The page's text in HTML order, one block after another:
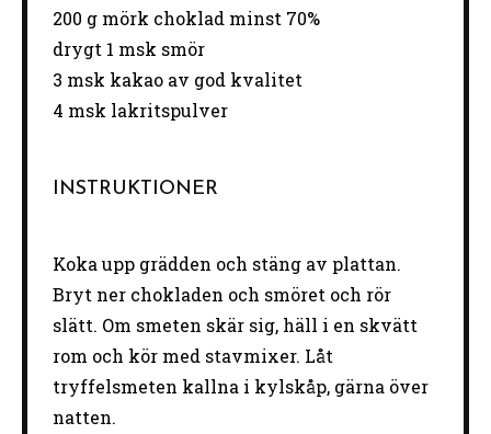
200 gmörk choklad minst 70%
drygt 1 msk smör
3 msk kakao av god kvalitet
4 msk lakritspulver
INSTRUKTIONER
Koka upp grädden och stäng av plattan.
Bryt ner chokladen och smöret och rör
slätt. Om smeten skär sig, häll i en skvätt
rom och kör med stavmixer. Låt
tryffelsmeten kallna i kylskåp, gärna över
natten.